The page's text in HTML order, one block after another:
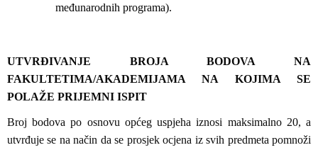
međunarodnih programa).
UTVRĐIVANJE BROJA BODOVA NA
FAKULTETIMA/AKADEMIJAMA NA KOJIMA SE
POLAŽE PRIJEMNI ISPIT
Broj bodova po osnovu općeg uspjeha iznosi maksimalno 20, a
utvrđuje se na način da se prosjek ocjena iz svih predmeta pomnoži